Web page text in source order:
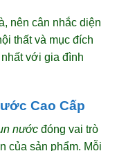
nên cân nhắc diện
thất và mục đích
với gia đình
Cao Cấp
nước đóng vai trò
của sản phẩm. Mỗi